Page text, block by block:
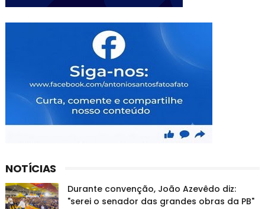
NOTÍCIAS
Durante convenção, João Azevêdo diz:
"serei o senador das grandes obras da PB"